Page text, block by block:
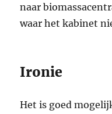
naar
waar het kabinet
Ironie
Het is goed